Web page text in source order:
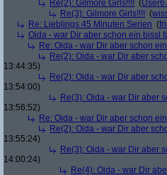
Re(2): Gilmore Girls!!!! (
Re(3): Gilmore Girls!!!! (
Re: Lieblings 45 Minuten Serien (
Oida - war Dir aber schon ein bissl
Re: Oida - war Dir aber schon
Re(2): Oida - war Dir aber
13:44:35)
Re(2): Oida - war Dir aber
13:54:00)
Re(3): Oida - war Dir aber
13:56:52)
Re: Oida - war Dir aber schon
Re(2): Oida - war Dir aber
13:55:24)
Re(3): Oida - war Dir aber
14:00:24)
Re(4): Oida - war Dir